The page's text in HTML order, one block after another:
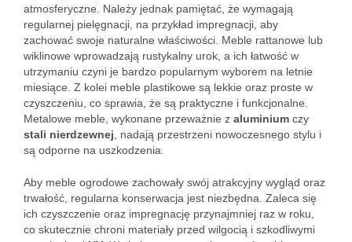
atmosferyczne. Należy jednak pamiętać, że wymagają
regularnej pielęgnacji, na przykład impregnacji, aby
zachować swoje naturalne właściwości. Meble rattanowe lub
wiklinowe wprowadzają rustykalny urok, a ich łatwość w
utrzymaniu czyni je bardzo popularnym wyborem na letnie
miesiące. Z kolei meble plastikowe są lekkie oraz proste w
czyszczeniu, co sprawia, że są praktyczne i funkcjonalne.
Metalowe meble, wykonane przeważnie z aluminium czy
stali nierdzewnej , nadają przestrzeni nowoczesnego stylu i
są odporne na uszkodzenia.
Aby meble ogrodowe zachowały swój atrakcyjny wygląd oraz
trwałość, regularna konserwacja jest niezbędna. Zaleca się
ich czyszczenie oraz impregnację przynajmniej raz w roku,
co skutecznie chroni materiały przed wilgocią i szkodliwymi